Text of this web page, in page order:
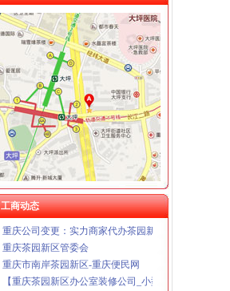
工商动态
茶园新区办公司
重庆公司变更：实力商家代办茶园新区（经开区）工
中国银行股份有限公司重庆茶园新区支行
（正在办理）茶园新区LNG气化站办事结果-重庆市城
重庆茶园新区到南洋公司可乘坐公交车：345路-重庆公
重庆南洋公司到茶园新区管委会可乘坐公交车：345路-
中国重庆西部国际总部基地茶园新区总部办公区-导购-
茶园新区工商代办-重庆爱问分类
重庆茶园新区办公室文员工资待遇-分享-职业圈
重庆公司变更：实力商家代办茶园新区（经开区）工
重庆茶园新区管委会
重庆市南岸茶园新区-重庆便民网
【重庆茶园新区办公室装修公司_小型办公室装修_办
【58同城】茶园新区办公室设计_办公室装修公司_办